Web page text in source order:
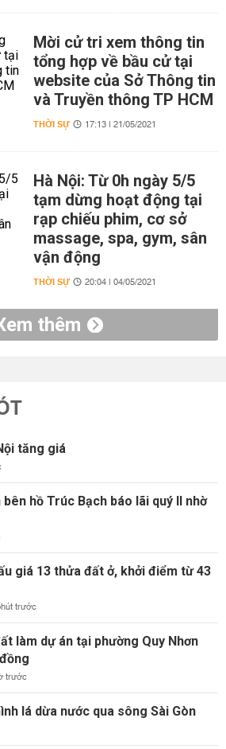
Mời cử tri xem thông tin
tổng hợp về bầu cử tại
website của Sở Thông tin
và Truyền thông TP HCM
THỜI SỰ 17:13 | 21/05/2021
Hà Nội: Từ 0h ngày 5/5
tạm dừng hoạt động tại
rạp chiếu phim, cơ sở
massage, spa, gym, sân
vận động
THỜI SỰ 20:04 | 04/05/2021
thêm
tăng giá
hồ Trúc Bạch báo lãi quý II nhờ
giá 13 thửa đất ở, khởi điểm từ 43
trước
làm dự án tại phường Quy Nhơn
trước
lá dừa nước qua sông Sài Gòn